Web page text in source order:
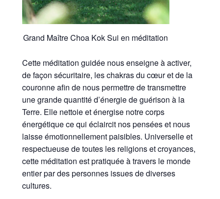
Grand Maître Choa Kok Sui en méditation
Cette méditation guidée nous enseigne à activer,
de façon sécuritaire, les chakras du cœur et de la
couronne afin de nous permettre de transmettre
une grande quantité d’énergie de guérison à la
Terre. Elle nettoie et énergise notre corps
énergétique ce qui éclaircit nos pensées et nous
laisse émotionnellement paisibles. Universelle et
respectueuse de toutes les religions et croyances,
cette méditation est pratiquée à travers le monde
entier par des personnes issues de diverses
cultures.